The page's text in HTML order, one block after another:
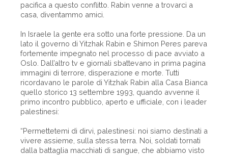
pacifica a questo conflitto. Rabin venne a trovarci a
casa, diventammo amici.
In Israele la gente era sotto una forte pressione. Da un
lato il governo di Yitzhak Rabin e Shimon Peres pareva
fortemente impegnato nel processo di pace avviato a
Oslo. Dall’altro tv e giornali sbattevano in prima pagina
immagini di terrore, disperazione e morte. Tutti
ricordavano le parole di Yitzhak Rabin alla Casa Bianca
quello storico 13 settembre 1993, quando avvenne il
primo incontro pubblico, aperto e ufficiale, con i leader
palestinesi:
“Permettetemi di dirvi, palestinesi: noi siamo destinati a
vivere assieme, sulla stessa terra. Noi, soldati tornati
dalla battaglia macchiati di sangue, che abbiamo visto